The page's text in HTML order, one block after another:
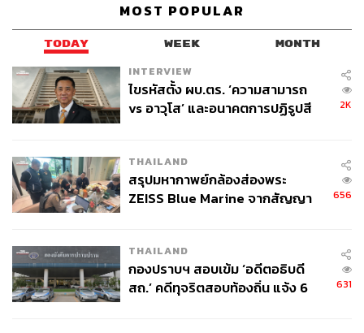
MOST POPULAR
TODAY WEEK MONTH
INTERVIEW
ไขรหัสตั้ง ผบ.ตร. ‘ความสามารถ
vs อาวุโส’ และอนาคตการปฏิรูปสี
2K
THAILAND
สรุปมหากาพย์กล้องส่องพระ
ZEISS Blue Marine จากสัญญา
จ่ายหนี้-แอบระบุแบรนด์
656
THAILAND
กองปราบฯ สอบเข้ม ‘อดีตอธิบดี
สถ.’ คดีทุจริตสอบท้องถิ่น แจ้ง 6
631